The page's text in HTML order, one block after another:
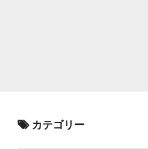
カテゴリー